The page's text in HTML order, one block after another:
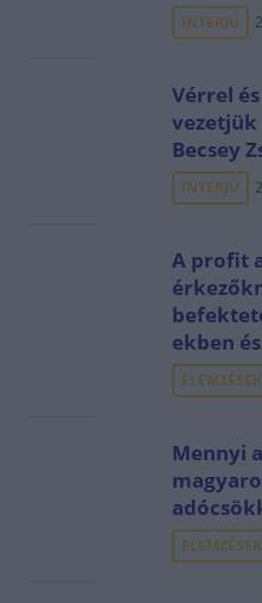
INTERJÚ
Vérrel
vezetjük
Becsey
INTERJÚ
A profit
ekben
ELEMZÉSEK
Mennyi
ELEMZÉSEK